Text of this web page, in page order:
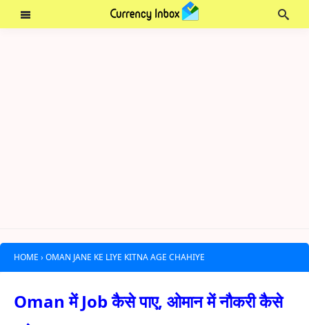
HOME › OMAN JANE KE LIYE KITNA AGE CHAHIYE
Oman में Job कैसे पाए, ओमान में नौकरी कैसे